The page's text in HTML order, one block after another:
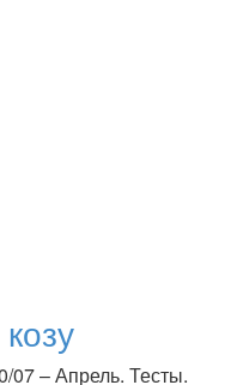
07 – Апрель. Тесты.